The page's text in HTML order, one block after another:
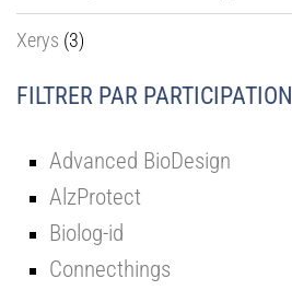
Xerys (3)
FILTRER PAR PARTICIPATION
Advanced BioDesign
AlzProtect
Biolog-id
Connecthings